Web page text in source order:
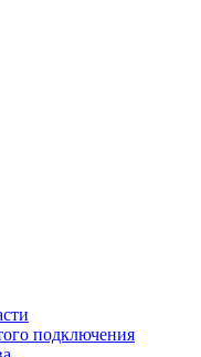
подключения